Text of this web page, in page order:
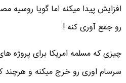
افزایش پیدا میکنه اما گویا
رو جمع آوری کنه !
چیزی که مسلمه امریکا برای پروژه
سرسام اوری رو خرج میکنه و هرچند